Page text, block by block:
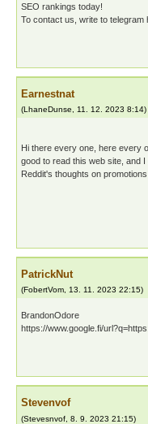
SEO rankings today!
To contact us, write to telegram
Earnestnat
(LhaneDunse, 11. 12. 2023 8:14)
Hi there every one, here every
good to read this web site, and
Reddit's thoughts on
PatrickNut
(FobertVom, 13. 11. 2023 22:15)
BrandonOdore
https://www.google.fi/
Stevenvof
(Stevesnvof 8. 9. 2023 21:15)